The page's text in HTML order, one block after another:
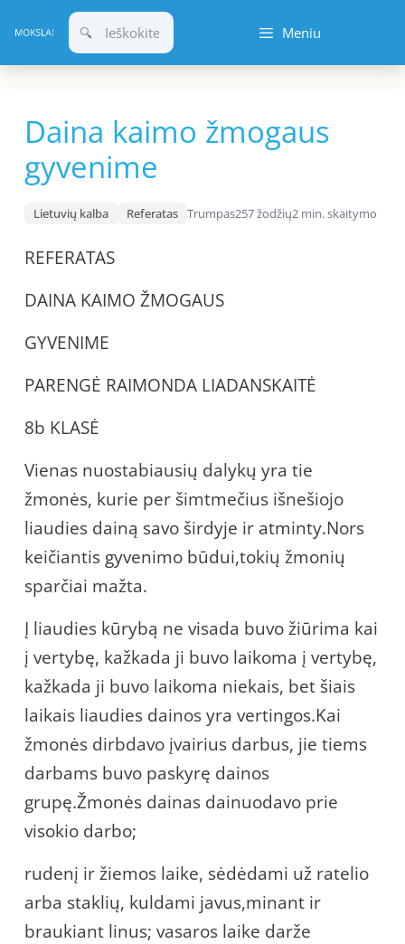
prie
turinio
Meniu
Daina kaimo žmogaus
gyvenime
Lietuvių kalba Referatas Trumpas257 žodžių2 min. skaitymo
REFERATAS
DAINA KAIMO ŽMOGAUS
GYVENIME
PARENGĖ RAIMONDA LIADANSKAITĖ
8b KLASĖ
Vienas nuostabiausių dalykų yra tie
žmonės, kurie per šimtmečius išnešiojo
liaudies dainą savo širdyje ir atminty.Nors
keičiantis gyvenimo būdui,tokių žmonių
sparčiai mažta.
Į liaudies kūrybą ne visada buvo žiūrima kai
į vertybę, kažkada ji buvo laikoma į vertybę,
kažkada ji buvo laikoma niekais, bet šiais
laikais liaudies dainos yra vertingos.Kai
žmonės dirbdavo įvairius darbus, jie tiems
darbams buvo paskyrę dainos
grupę.Žmonės dainas dainuodavo prie
visokio darbo;
rudenį ir žiemos laike, sėdėdami už ratelio
arba staklių, kuldami javus,minant ir
braukiant linus; vasaros laike darže